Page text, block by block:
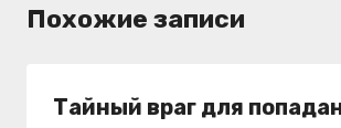
Похожие записи
Тайный враг для